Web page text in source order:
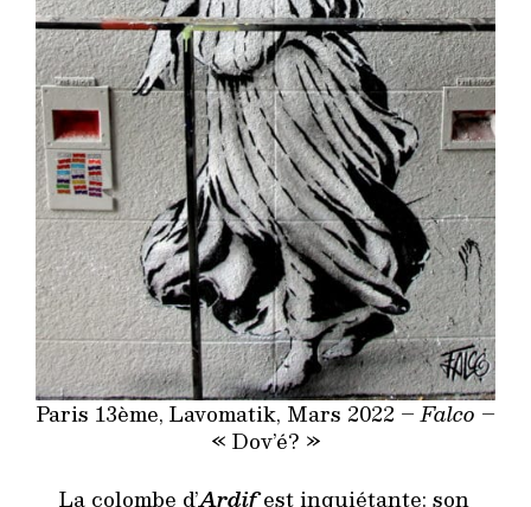
Paris 13ème, Lavomatik, Mars 2022 –Falco –
« Dov’é? »
La colombe d’Ardifest inquiétante: son